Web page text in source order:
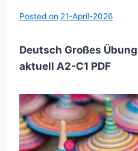
Posted on 21-April-2026
Deutsch Großes
aktuell A2-C1 PDF